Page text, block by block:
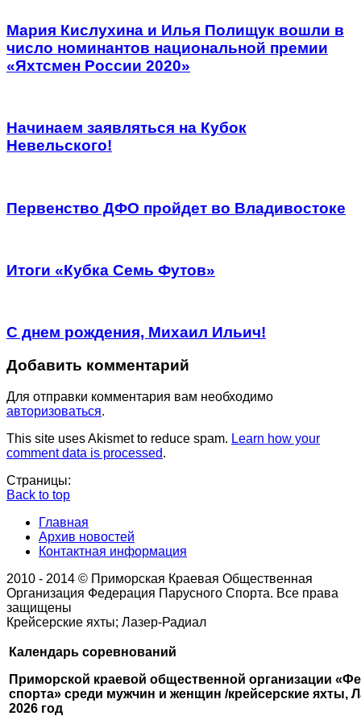
Мария Кислухина и Илья Полищук вошли в
число номинантов национальной премии
«Яхтсмен России 2020»
Начинаем заявляться на Кубок
Невельского!
Первенство ДФО пройдет во Владивостоке
Итоги «Кубка Семь Футов»
С днем рождения, Михаил Ильич!
Добавить комментарий
Для отправки комментария вам необходимо
авторизоваться.
This site uses Akismet to reduce spam. Learn how your
comment data is processed.
Страницы:
Back to top
Главная
Архив новостей
Контактная информация
2010 - 2014 © Приморская Краевая Общественная
Организация Федерация Парусного Спорта. Все права
защищены
Крейсерские яхты; Лазер-Радиал
Календарь соревнований
Приморской краевой общественной организации
спорта» среди мужчин и женщин /крейсерские яхты,
2026 год